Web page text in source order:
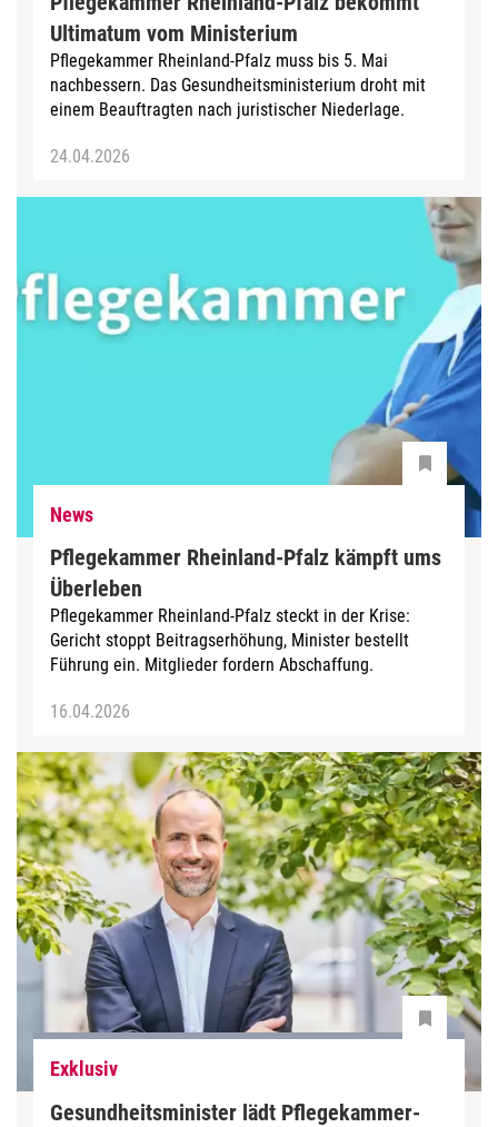
Ultimatum vom Ministerium
Pflegekammer Rheinland-Pfalz muss bis 5. Mai
nachbessern. Das Gesundheitsministerium droht mit
einem Beauftragten nach juristischer Niederlage.
24.04.2026
News
Pflegekammer Rheinland-Pfalz kämpft ums
Überleben
Pflegekammer Rheinland-Pfalz steckt in der Krise:
Gericht stoppt Beitragserhöhung, Minister bestellt
Führung ein. Mitglieder fordern Abschaffung.
16.04.2026
Exklusiv
Gesundheitsminister lädt Pflegekammer-